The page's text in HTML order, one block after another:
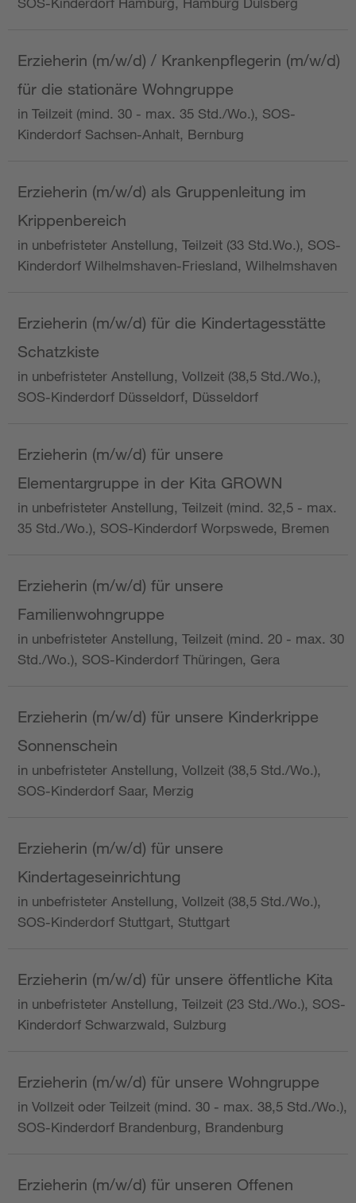
Erzieherin (m/w/d) / Krankenpflegerin (m/w/d)
für die stationäre Wohngruppe
in Teilzeit (mind. 30 - max. 35 Std./Wo.), SOS-
Kinderdorf Sachsen-Anhalt, Bernburg
Erzieherin (m/w/d) als Gruppenleitung im
Krippenbereich
in unbefristeter Anstellung, Teilzeit (33 Std.Wo.), SOS-
Kinderdorf Wilhelmshaven-Friesland, Wilhelmshaven
Erzieherin (m/w/d) für die Kindertagesstätte
Schatzkiste
in unbefristeter Anstellung, Vollzeit (38,5 Std./Wo.),
SOS-Kinderdorf Düsseldorf, Düsseldorf
Erzieherin (m/w/d) für unsere
Elementargruppe in der Kita GROWN
in unbefristeter Anstellung, Teilzeit (mind. 32,5 - max.
35 Std./Wo.), SOS-Kinderdorf Worpswede, Bremen
Erzieherin (m/w/d) für unsere
Familienwohngruppe
in unbefristeter Anstellung, Teilzeit (mind. 20 - max. 30
Std./Wo.), SOS-Kinderdorf Thüringen, Gera
Erzieherin (m/w/d) für unsere Kinderkrippe
Sonnenschein
in unbefristeter Anstellung, Vollzeit (38,5 Std./Wo.),
SOS-Kinderdorf Saar, Merzig
Erzieherin (m/w/d) für unsere
Kindertageseinrichtung
in unbefristeter Anstellung, Vollzeit (38,5 Std./Wo.),
SOS-Kinderdorf Stuttgart, Stuttgart
Erzieherin (m/w/d) für unsere öffentliche Kita
in unbefristeter Anstellung, Teilzeit (23 Std./Wo.), SOS-
Kinderdorf Schwarzwald, Sulzburg
Erzieherin (m/w/d) für unsere Wohngruppe
in Vollzeit oder Teilzeit (mind. 30 - max. 38,5 Std./Wo.),
SOS-Kinderdorf Brandenburg, Brandenburg
Erzieherin (m/w/d) für unseren Offenen